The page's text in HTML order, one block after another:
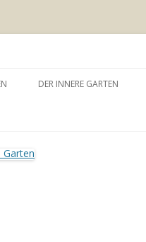
DER INNERE GARTEN